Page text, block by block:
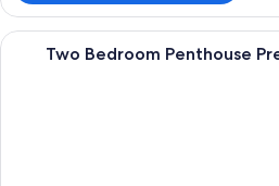
أغطية فراش متميزة وأسرّة بطبقة علوية
Two Bedroom Penthouse